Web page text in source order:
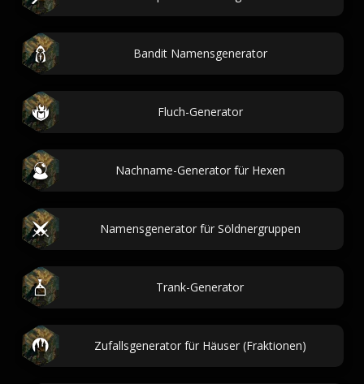
Bandit Namensgenerator
Fluch-Generator
Nachname-Generator für Hexen
Namensgenerator für Söldnergruppen
Trank-Generator
Zufallsgenerator für Häuser (Fraktionen)